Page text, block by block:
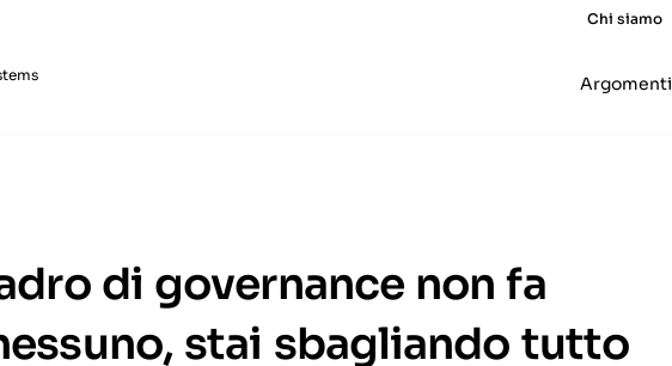
Chi siamo
Argomenti
di governance non fa
stai sbagliando tutto